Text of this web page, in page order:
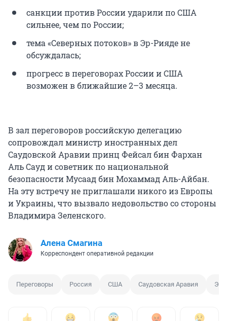
санкции против России ударили по США
сильнее, чем по России;
тема «Северных потоков» в Эр-Рияде не
обсуждалась;
прогресс в переговорах России и США
возможен в ближайшие 2–3 месяца.
В зал переговоров российскую делегацию
сопровождал министр иностранных дел
Саудовской Аравии принц Фейсал бин Фархан
Аль Сауд и советник по национальной
безопасности Мусаад бин Мохаммад Аль-Айбан.
На эту встречу не приглашали никого из Европы
и Украины, что вызвало недовольство со стороны
Владимира Зеленского.
Алена Смагина
Корреспондент оперативной редакции
Переговоры Россия США Саудовская Аравия Эр-